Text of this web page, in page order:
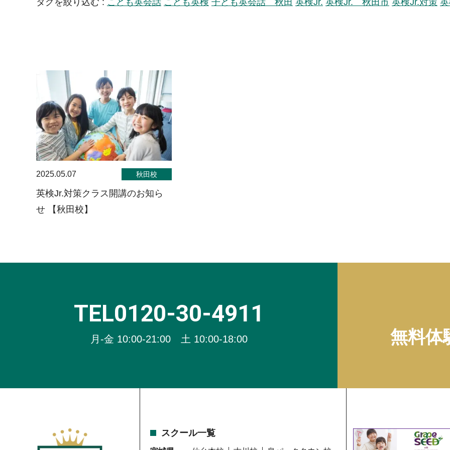
タグを絞り込む : こども英会話 こども英検 子ども英会話 秋田 英検Jr. 英検Jr. 秋田市 英検Jr.対策
2025.05.07 秋田校
英検Jr.対策クラス開講のお知ら
せ 【秋田校】
TEL0120-30-4911
月-金 10:00-21:00 土 10:00-18:00 無料体
スクール一覧